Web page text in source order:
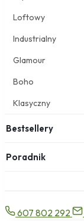
Loftowy
Industrialny
Glamour
Boho
Klasyczny
Bestsellery
Poradnik
607 802 292